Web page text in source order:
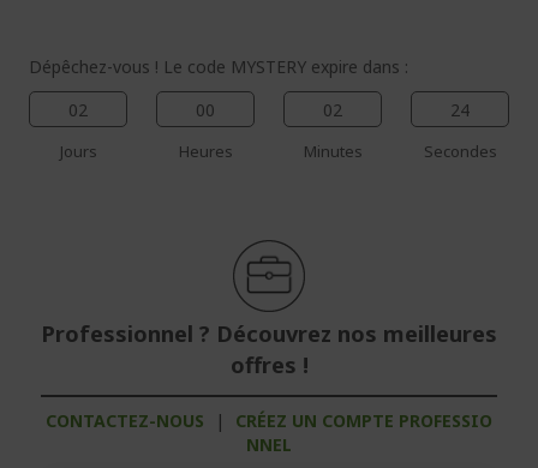
Dépêchez-vous ! Le code MYSTERY expire dans :
02
Jours
00
Heures
02
Minutes
24
Secondes
Professionnel ? Découvrez nos meilleures
offres !
CONTACTEZ-NOUS |
CRÉEZ UN COMPTE PROFESSIO
NNEL